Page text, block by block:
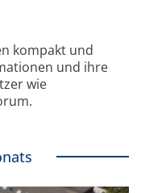
kompakt und
und ihre
wie